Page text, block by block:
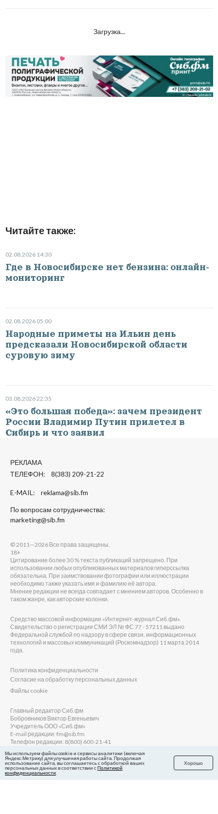
Загрузка...
Читайте также:
02.08.2026 14:30
Где в Новосибирске нет бензина: онлайн-
мониторинг
02.08.2026 05:00
Народные приметы на Ильин день
предсказали Новосибирской области
суровую зиму
03.08.2026 22:35
«Это большая победа»: зачем президент
России Владимир Путин прилетел в
Сибирь и что заявил
РЕКЛАМА
ТЕЛЕФОН: 8(383) 209-21-22
E-MAIL: reklama@sib.fm
По вопросам сотрудничества:
marketing@sib.fm
© 2011—2026 Все права защищены.
18+
Цитирование более 30 % текста публикаций запрещено. При
использовании любых опубликованных материалов гиперссылка
обязательна. При заимствовании фотографии или иллюстрации
необходимо также указать имя и фамилию её автора.
Мнение редакции не всегда совпадает с мнением авторов. Особенно в
таком жанре, как авторские колонки.
Средство массовой информации «Интернет-журнал Сиб.фм».
Свидетельство о регистрации СМИ ЭЛ № ФС 77 - 57211 выдано
Федеральной службой по надзору в сфере связи, информационных
технологий и массовых коммуникаций (Роскомнадзор) 11 марта 2014
года.
Политика конфиденциальности
Согласие на обработку персональных данных
Файлы cookie
Главный редактор Сиб.фм
Бобровников Виктор Евгеньевич
Учредитель ООО «Сиб.фм»
E-mail редакции: fm@sib.fm
Телефон редакции: 8(800) 600-21-41
Сайт разработан и поддерживается Технодзен
Мы используем файлы cookie и сервисы аналитики (включая
Яндекс.Метрику) для улучшения работы сайта. Продолжая
использование сайта, вы соглашаетесь с обработкой ваших
персональных данных в соответствии сПолитикой
конфиденциальности
Хорошо